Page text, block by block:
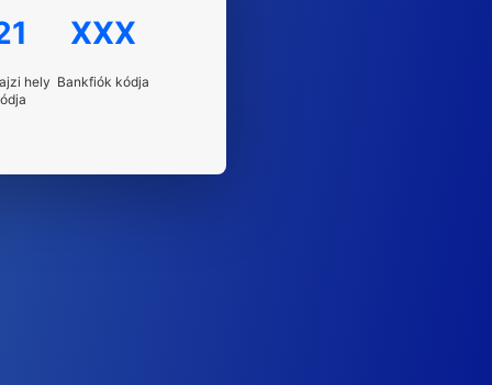
hely
XXX
Bankfiók kódja